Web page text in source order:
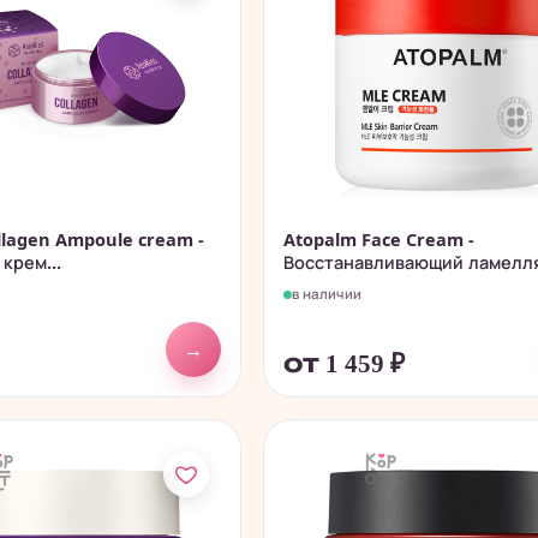
Ampoule cream -
→
Atopalm Face Cream -
Восстанавливающий
в наличии
от 1 459₽